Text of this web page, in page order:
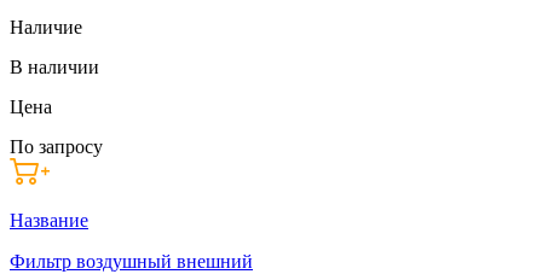
Наличие
В наличии
Цена
По запросу
Название
Фильтр воздушный внешний